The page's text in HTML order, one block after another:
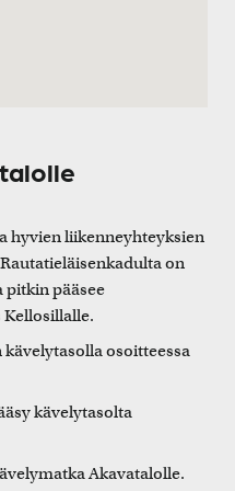
hyvien liikenneyhteyksien
on
pääsee
Kellosillalle.
osoitteessa
kävelytasolta
Akavatalolle.